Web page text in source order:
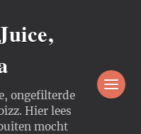
ongefilterde
Hier lees
mocht